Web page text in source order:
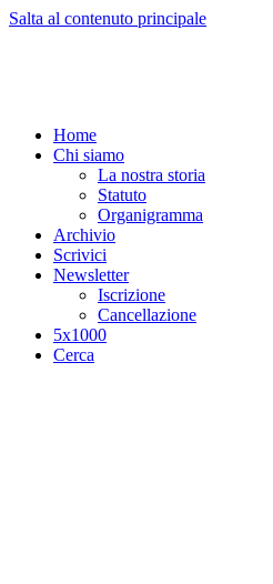
Salta al contenuto principale
Home
Chi siamo
La nostra storia
Statuto
Organigramma
Archivio
Scrivici
Newsletter
Iscrizione
Cancellazione
5x1000
Cerca